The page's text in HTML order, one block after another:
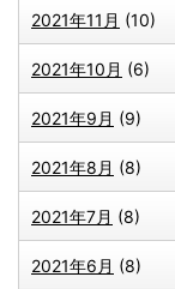
2021年11月 (10)
2021年10月 (6)
2021年9月 (9)
2021年8月 (8)
2021年7月 (8)
2021年6月 (8)